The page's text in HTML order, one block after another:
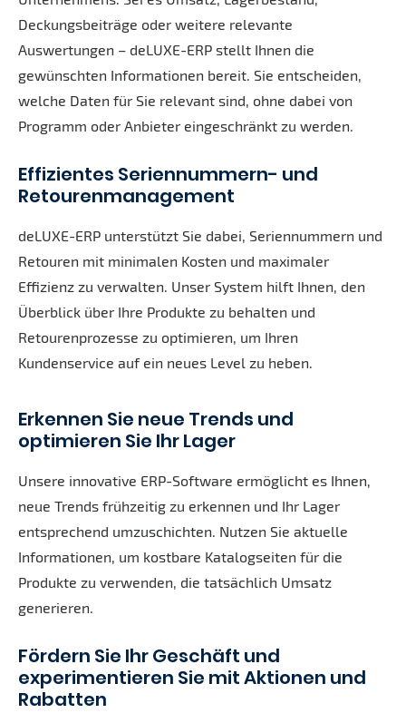
Deckungsbeiträge oder weitere relevante
Auswertungen – deLUXE-ERP stellt Ihnen die
gewünschten Informationen bereit. Sie entscheiden,
welche Daten für Sie relevant sind, ohne dabei von
Programm oder Anbieter eingeschränkt zu werden.
Effizientes Seriennummern- und
Retourenmanagement
deLUXE-ERP unterstützt Sie dabei, Seriennummern und
Retouren mit minimalen Kosten und maximaler
Effizienz zu verwalten. Unser System hilft Ihnen, den
Überblick über Ihre Produkte zu behalten und
Retourenprozesse zu optimieren, um Ihren
Kundenservice auf ein neues Level zu heben.
Erkennen Sie neue Trends und
optimieren Sie Ihr Lager
Unsere innovative ERP-Software ermöglicht es Ihnen,
neue Trends frühzeitig zu erkennen und Ihr Lager
entsprechend umzuschichten. Nutzen Sie aktuelle
Informationen, um kostbare Katalogseiten für die
Produkte zu verwenden, die tatsächlich Umsatz
generieren.
Fördern Sie Ihr Geschäft und
experimentieren Sie mit Aktionen und
Rabatten